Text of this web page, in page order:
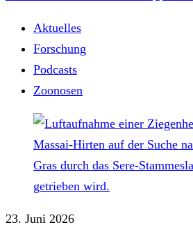
Aktuelles
Forschung
Podcasts
Zoonosen
23. Juni 2026